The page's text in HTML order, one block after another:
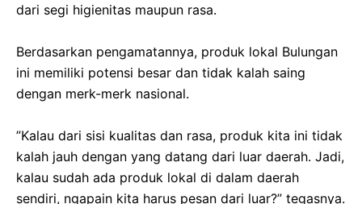
dari segi higienitas maupun rasa.
‎Berdasarkan pengamatannya, produk lokal Bulungan
ini memiliki potensi besar dan tidak kalah saing
dengan merk-merk nasional.
‎​”Kalau dari sisi kualitas dan rasa, produk kita ini tidak
kalah jauh dengan yang datang dari luar daerah. Jadi,
kalau sudah ada produk lokal di dalam daerah
sendiri, ngapain kita harus pesan dari luar?” tegasnya.